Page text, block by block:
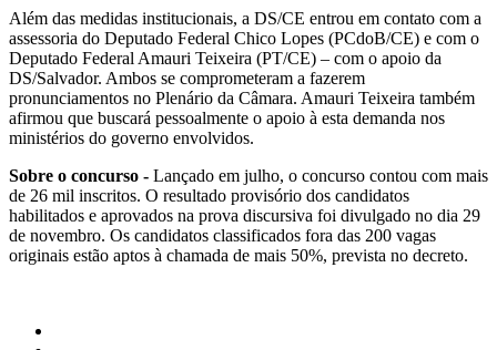
Além das medidas institucionais, a DS/CE entrou em contato com a
assessoria do Deputado Federal Chico Lopes (PCdoB/CE) e com o
Deputado Federal Amauri Teixeira (PT/CE) – com o apoio da
DS/Salvador. Ambos se comprometeram a fazerem
pronunciamentos no Plenário da Câmara. Amauri Teixeira também
afirmou que buscará pessoalmente o apoio à esta demanda nos
ministérios do governo envolvidos.
Sobre o concurso - Lançado em julho, o concurso contou com mais
de 26 mil inscritos. O resultado provisório dos candidatos
habilitados e aprovados na prova discursiva foi divulgado no dia 29
de novembro. Os candidatos classificados fora das 200 vagas
originais estão aptos à chamada de mais 50%, prevista no decreto.